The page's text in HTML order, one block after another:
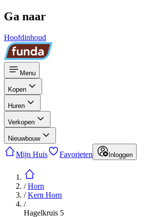
Ga naar
Hoofdinhoud
Menu
Kopen
Huren
Verkopen
Nieuwbouw
Mijn Huis Favorieten Inloggen
/Horn
/Kern Horn
/
Hagelkruis 5